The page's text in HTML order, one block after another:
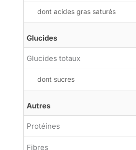
dont acides gras saturés
Glucides
Glucides totaux
dont sucres
Autres
Protéines
Fibres